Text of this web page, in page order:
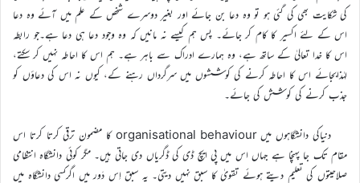
کی شکایت بھی کی گئی ہو تو وہ دعا بن جائے اور بغیر دوسرے شخص کے علم میں آئے وہ دعا
اس کے لئے اکسیر کا کام کر جائے۔ پس ہم کیسے نہ مانیں کہ وہ وجود دعا ہی دعا ہے۔جو رابطہ
اس کا خدا تعالیٰ کے ساتھ ہے، وہ ہمارے ادراک سے باہر ہے۔ ہم اس کا احاطہ نہیں کر سکتے،
لہٰذابجائے اس کا احاطہ کرنے کی کوششوں میں سرگرداں رہنے کے، کیوں نہ اس کی دعاؤں کو
جذب کرنے کی کوشش کی جائے۔
دنیاکی دانشگاہوں میں organisational behaviour کا مضمون ترقی کرتا کرتا اس
مقام تک جا پہنچا ہے جہاں اس میں پی ایچ ڈی کی ڈگریاں دی جاتی ہیں۔ مگر کوئی دانشگاہ انتظامی
صلاحیتوں کی تعلیم دیتے ہوئے تقویٰ کا سبق نہیں دیتی۔ یہ سبق اِس دَور میں اگرکسی دانشگاہ میں